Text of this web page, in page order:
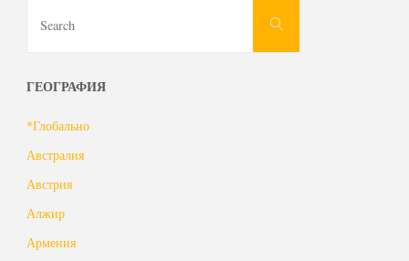
Search
ГЕОГРАФИЯ
*Глобально
Австралия
Австрия
Алжир
Армения